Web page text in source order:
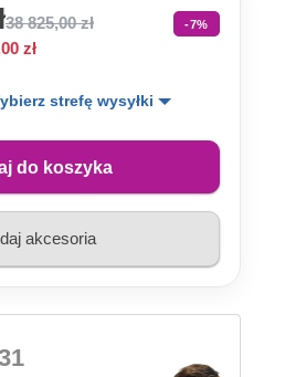
38 825,00 zł -7%
zł
strefę wysyłki
do koszyka
akcesoria